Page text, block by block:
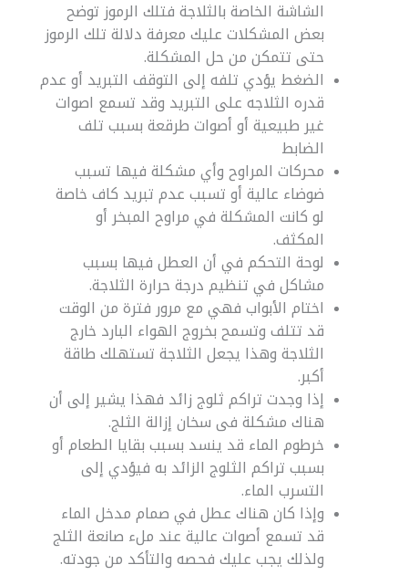
الشاشة الخاصة بالثلاجة فتلك الرموز توضح
بعض المشكلات عليك معرفة دلالة تلك الرموز
حتى تتمكن من حل المشكلة.
الضغط يؤدي تلفه إلى التوقف التبريد أو عدم
قدره الثلاجه على التبريد وقد تسمع اصوات
غير طبيعية أو أصوات طرقعة بسبب تلف
الضابط
محركات المراوح وأي مشكلة فيها تسبب
ضوضاء عالية أو تسبب عدم تبريد كاف خاصة
لو كانت المشكلة في مراوح المبخر أو
المكثف.
لوحة التحكم في أن العطل فيها بسبب
مشاكل في تنظيم درجة حرارة الثلاجة.
اختام الأبواب فهي مع مرور فترة من الوقت
قد تتلف وتسمح بخروج الهواء البارد خارج
الثلاجة وهذا يجعل الثلاجة تستهلك طاقة
أكبر.
إذا وجدت تراكم ثلوج زائد فهذا يشير إلى أن
هناك مشكلة فى سخان إزالة الثلج.
خرطوم الماء قد ينسد بسبب بقايا الطعام أو
بسبب تراكم الثلوج الزائد به فيؤدي إلى
التسرب الماء.
وإذا كان هناك عطل في صمام مدخل الماء
قد تسمع أصوات عالية عند ملء صانعة الثلج
ولذلك يجب عليك فحصه والتأكد من جودته.